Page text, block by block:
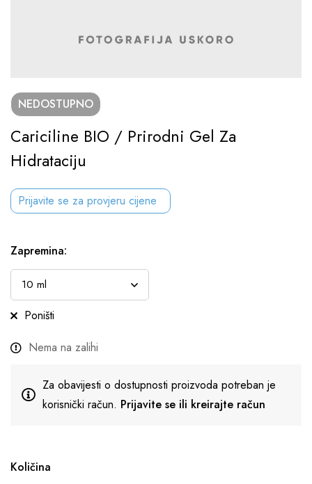
NEDOSTUPNO
Cariciline BIO / Prirodni Gel Za
Hidrataciju
Prijavite se za provjeru cijene
Zapremina:
Poništi
Nema na zalihi
Za obavijesti o dostupnosti proizvoda potreban je
korisnički račun. Prijavite se ili kreirajte račun
Količina